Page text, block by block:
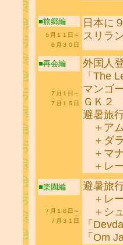
■旅郷編
日本に
スリラ
５月１１日～
６月３０日
■再会編
外国人
「The
マンゴ
ＧＫ２
避暑旅
＋ア
＋ダ
＋マ
＋レ
７月１日～
７月１５日
■楽園編
避暑旅
＋レ
＋シ
「
「Om
７月１６日～
７月３１日